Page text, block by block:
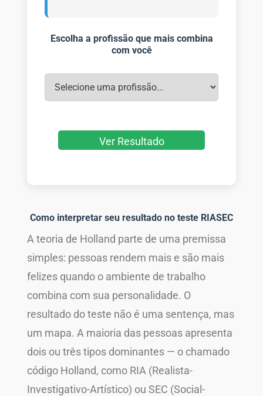
Escolha a profissão que mais combina
com você
Ver Resultado
Como interpretar seu resultado no teste RIASEC
A teoria de Holland parte de uma premissa
simples: pessoas rendem mais e são mais
felizes quando o ambiente de trabalho
combina com sua personalidade. O
resultado do teste não é uma sentença, mas
um mapa. A maioria das pessoas apresenta
dois ou três tipos dominantes — o chamado
código Holland, como RIA (Realista-
Investigativo-Artístico) ou SEC (Social-